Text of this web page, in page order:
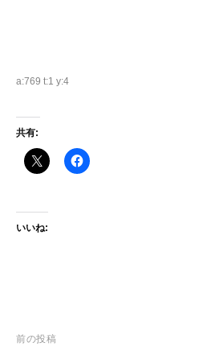
a:769 t:1 y:4
共有:
いいね:
投
前の投稿